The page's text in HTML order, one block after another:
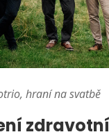
hraní na svatbě